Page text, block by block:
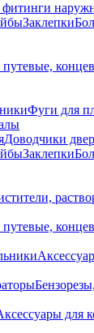
Заклепки
Фуги для
Доводчики
Заклепки
для